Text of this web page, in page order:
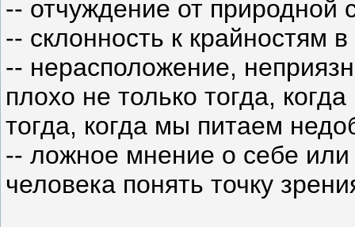
-- отчуждение от природной
-- склонность к
-- нерасположение,
плохо не только тогда,
тогда, когда мы питаем
-- ложное мнение о себе или
человека понять точку